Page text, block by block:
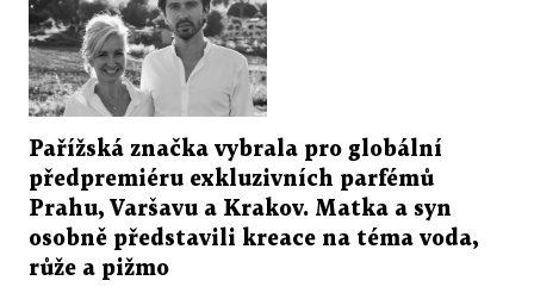
Pařížská značka vybrala pro globální
předpremiéru exkluzivních parfémů
Prahu, Varšavu a Krakov. Matka a syn
osobně představili kreace na téma voda,
růže a pižmo